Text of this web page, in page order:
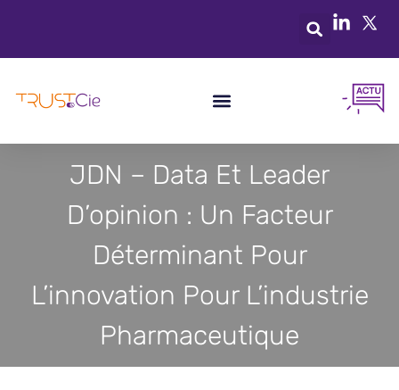
JDN – Data Et Leader
D’opinion : Un Facteur
Déterminant Pour
L’innovation Pour L’industrie
Pharmaceutique